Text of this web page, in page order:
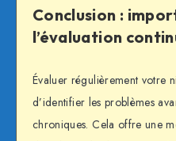
Conclusion :
l’évaluation
Évaluer régulièrement votre
d’identifier les problèmes
chroniques. Cela offre une